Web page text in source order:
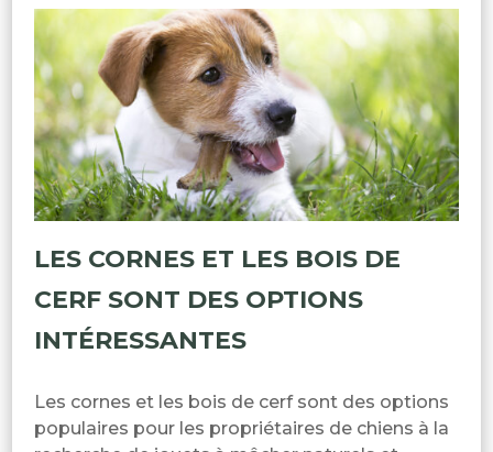
LES CORNES ET LES BOIS DE
CERF SONT DES OPTIONS
INTÉRESSANTES
Les cornes et les bois de cerf sont des options
populaires pour les propriétaires de chiens à la